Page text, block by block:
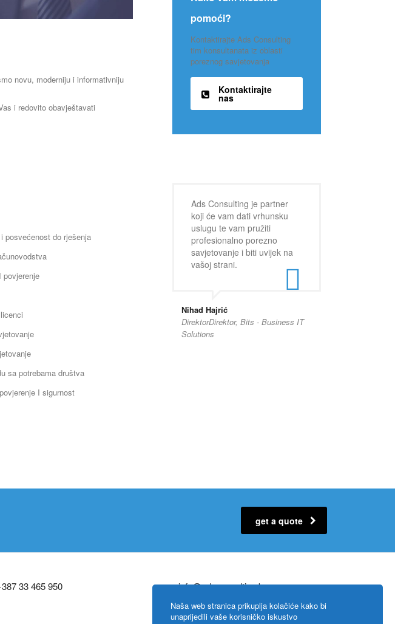
novu, moderniju i informativniju
i redovito obavještavati
posvećenost do rješenja
sa potrebama društva
I sigurnost
pomoći?
Kontaktirajte Ads Consulting
tim konsultanata iz oblasti
poreznog savjetovanja
Kontaktirajte
nas
Ads Consulting je partner
koji će vam dati vrhunsku
uslugu te vam pružiti
profesionalno porezno
savjetovanje i biti uvijek na
vašoj strani.
Nihad Hajrić
DirektorDirektor, Bits - Business IT
Solutions
get a quote
33 465 950
info@adsconsulting.ba
adisa@adsconsulting.ba
Naša web stranica prikuplja kolačiće kako bi
unaprijedili vaše korisničko iskustvo